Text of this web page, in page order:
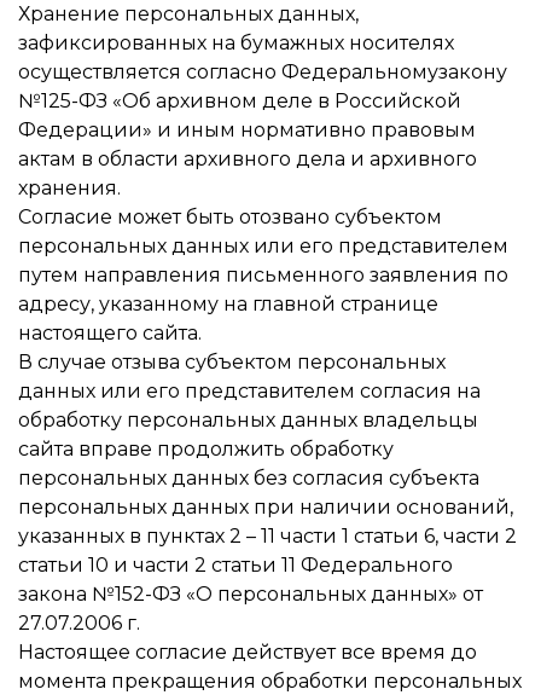
Хранение персональных данных,
зафиксированных на бумажных носителях
осуществляется согласно Федеральномузакону
№125-ФЗ «Об архивном деле в Российской
Федерации» и иным нормативно правовым
актам в области архивного дела и архивного
хранения.
Согласие может быть отозвано субъектом
персональных данных или его представителем
путем направления письменного заявления по
адресу, указанному на главной странице
настоящего сайта.
В случае отзыва субъектом персональных
данных или его представителем согласия на
обработку персональных данных владельцы
сайта вправе продолжить обработку
персональных данных без согласия субъекта
персональных данных при наличии оснований,
указанных в пунктах 2 – 11 части 1 статьи 6, части 2
статьи 10 и части 2 статьи 11 Федерального
закона №152-ФЗ «О персональных данных» от
27.07.2006 г.
Настоящее согласие действует все время до
момента прекращения обработки персональных